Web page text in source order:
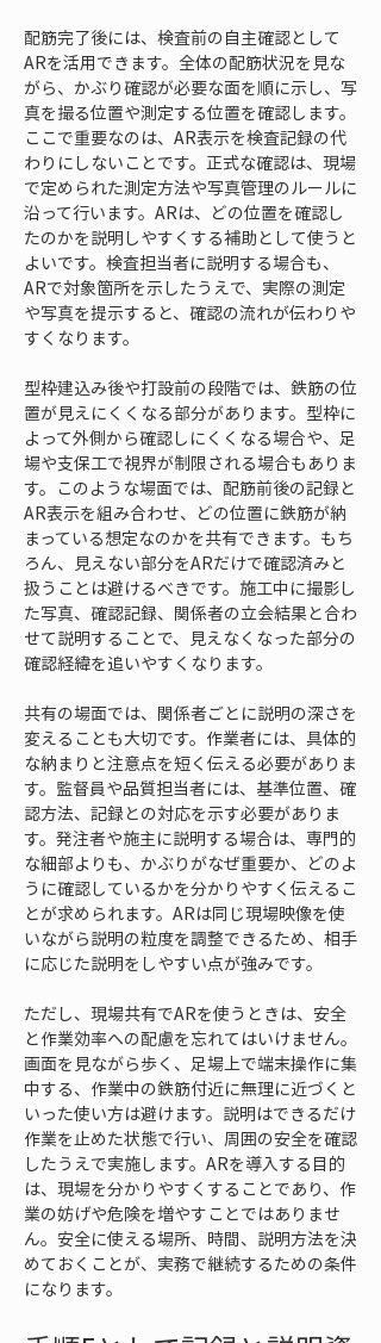
配筋完了後には、検査前の自主確認として
ARを活用できます。全体の配筋状況を見な
がら、かぶり確認が必要な面を順に示し、写
真を撮る位置や測定する位置を確認します。
ここで重要なのは、AR表示を検査記録の代
わりにしないことです。正式な確認は、現場
で定められた測定方法や写真管理のルールに
沿って行います。ARは、どの位置を確認し
たのかを説明しやすくする補助として使うと
よいです。検査担当者に説明する場合も、
ARで対象箇所を示したうえで、実際の測定
や写真を提示すると、確認の流れが伝わりや
すくなります。
型枠建込み後や打設前の段階では、鉄筋の位
置が見えにくくなる部分があります。型枠に
よって外側から確認しにくくなる場合や、足
場や支保工で視界が制限される場合もありま
す。このような場面では、配筋前後の記録と
AR表示を組み合わせ、どの位置に鉄筋が納
まっている想定なのかを共有できます。もち
ろん、見えない部分をARだけで確認済みと
扱うことは避けるべきです。施工中に撮影し
た写真、確認記録、関係者の立会結果と合わ
せて説明することで、見えなくなった部分の
確認経緯を追いやすくなります。
共有の場面では、関係者ごとに説明の深さを
変えることも大切です。作業者には、具体的
な納まりと注意点を短く伝える必要がありま
す。監督員や品質担当者には、基準位置、確
認方法、記録との対応を示す必要がありま
す。発注者や施主に説明する場合は、専門的
な細部よりも、かぶりがなぜ重要か、どのよ
うに確認しているかを分かりやすく伝えるこ
とが求められます。ARは同じ現場映像を使
いながら説明の粒度を調整できるため、相手
に応じた説明をしやすい点が強みです。
ただし、現場共有でARを使うときは、安全
と作業効率への配慮を忘れてはいけません。
画面を見ながら歩く、足場上で端末操作に集
中する、作業中の鉄筋付近に無理に近づくと
いった使い方は避けます。説明はできるだけ
作業を止めた状態で行い、周囲の安全を確認
したうえで実施します。ARを導入する目的
は、現場を分かりやすくすることであり、作
業の妨げや危険を増やすことではありませ
ん。安全に使える場所、時間、説明方法を決
めておくことが、実務で継続するための条件
になります。